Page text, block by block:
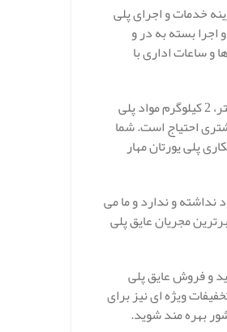
هر کیلو 800.000 الی 850.000 تومان است و هزینه خدمات و اجرای پلی
بسته به در و
ساعات اداری با
به طور کلی می توان بیان نمود که برای عایقکاری پلی یورتان در هر یک متر مربه با ضخامت پنچ سانتی متر، 2 کیلوگرم مواد پلی
احتیاج است. شما
پلی یورتان مهار
و ندارد و ما می
مجریان عایق پلی
و فروش عایق پلی
ویژه ای نیز برای
بهره مند شوید.